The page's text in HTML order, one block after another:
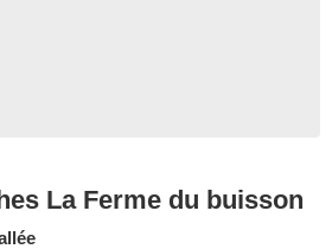
La Ferme du buisson